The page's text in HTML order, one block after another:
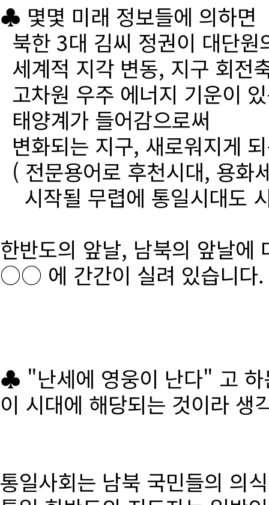
♣ 몇몇 미래 정보들에 의하면
북한 3대 김씨 정권이 대단
세계적 지각 변동, 지구 회전
고차원 우주 에너지 기운이
태양계가 들어감으로써
변화되는 지구, 새로워지게
( 전문용어로 후천시대, 용화
시작될 무렵에 통일시대도
한반도의 앞날, 남북의 앞날에
○○ 에 간간이 실려 있습니다.
♣ "난세에 영웅이 난다" 고 하
이 시대에 해당되는 것이라 생
통일사회는 남북 국민들의 의